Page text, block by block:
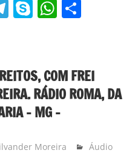
Telegram
SkypeShare
COM FREI
RÁDIO ROMA, DA
– MG –
Moreira
Áudio